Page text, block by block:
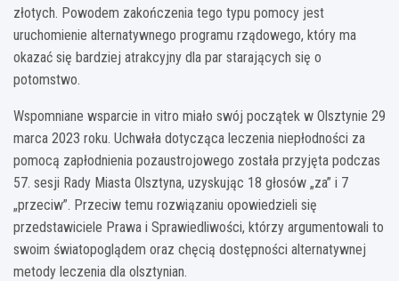
złotych. Powodem zakończenia tego typu pomocy jest
uruchomienie alternatywnego programu rządowego, który ma
okazać się bardziej atrakcyjny dla par starających się o
potomstwo.
Wspomniane wsparcie in vitro miało swój początek w Olsztynie 29
marca 2023 roku. Uchwała dotycząca leczenia niepłodności za
pomocą zapłodnienia pozaustrojowego została przyjęta podczas
57. sesji Rady Miasta Olsztyna, uzyskując 18 głosów „za” i 7
„przeciw”. Przeciw temu rozwiązaniu opowiedzieli się
przedstawiciele Prawa i Sprawiedliwości, którzy argumentowali to
swoim światopoglądem oraz chęcią dostępności alternatywnej
metody leczenia dla olsztynian.